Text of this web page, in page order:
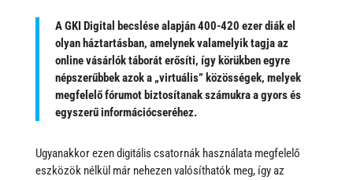
A GKI Digital becslése alapján 400-420 ezer diák el
olyan háztartásban, amelynek valamelyik tagja az
online vásárlók táborát erősíti, így körükben egyre
népszerűbbek azok a „virtuális” közösségek, melyek
megfelelő fórumot biztosítanak számukra a gyors és
egyszerű információcseréhez.
Ugyanakkor ezen digitális csatornák használata megfelelő
eszközök nélkül már nehezen valósíthatók meg, így az